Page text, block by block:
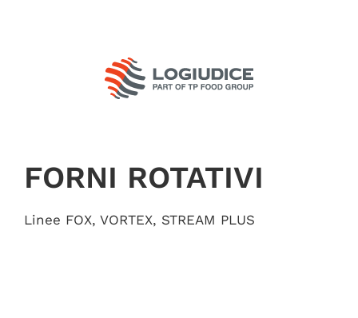
FORNI ROTATIVI
Linee FOX, VORTEX, STREAM PLUS